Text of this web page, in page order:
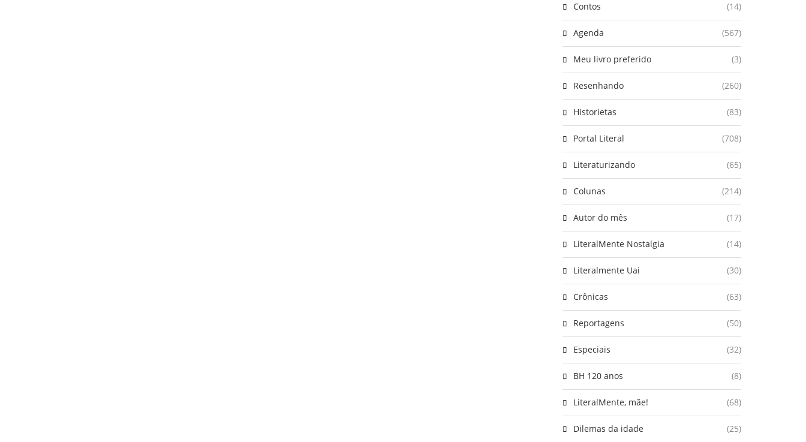
Contos (14)
Agenda (567)
Meu livro preferido (3)
Resenhando (260)
Historietas (83)
Portal Literal (708)
Literaturizando (65)
Colunas (214)
Autor do mês (17)
LiteralMente Nostalgia (14)
Literalmente Uai (30)
Crônicas (63)
Reportagens (50)
Especiais (32)
BH 120 anos (8)
LiteralMente, mãe! (68)
Dilemas da idade (25)